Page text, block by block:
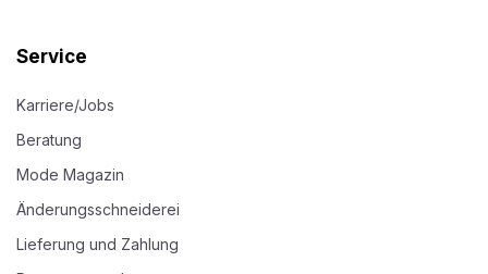
Service
Karriere/Jobs
Beratung
Mode Magazin
Änderungsschneiderei
Lieferung und Zahlung